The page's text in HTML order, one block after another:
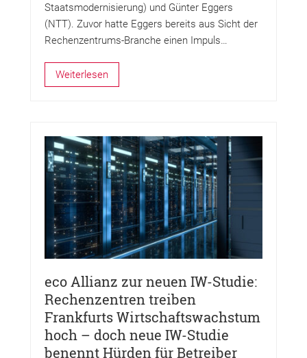
Staatsmodernisierung) und Günter Eggers
(NTT). Zuvor hatte Eggers bereits aus Sicht der
Rechenzentrums-Branche einen Impuls…
Weiterlesen
eco Allianz zur neuen IW-Studie:
Rechenzentren treiben
Frankfurts Wirtschaftswachstum
hoch – doch neue IW-Studie
benennt Hürden für Betreiber